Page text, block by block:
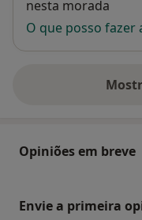
nesta morada
O que posso fazer
Opiniões em breve
Envie a primeira